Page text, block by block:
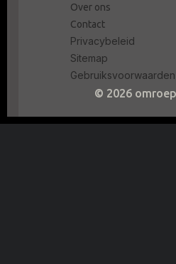
Over ons
Contact
Privacybeleid
Sitemap
Gebruiksvoorwaarden
© 2026